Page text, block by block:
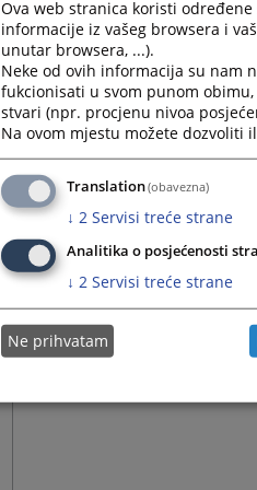
Kantonalni zavod se nalazi
Džafer mahala 51., 75 000
Brojevi telefona:++ 387
Broj fax-a: ++ 387 (0)35
E-mail adresa:
Ova web stranica koristi
informacije iz vašeg browsera i
unutar browsera, ...).
Neke od ovih informacija su nam
fukcionisati u svom punom
stvari (npr. procjenu nivoa
Na ovom mjestu možete
Translation(obavezna)
↓ 2 Servisi treće strane
Analitika o posjećenosti
↓ 2 Servisi treće strane
Ne prihvatam